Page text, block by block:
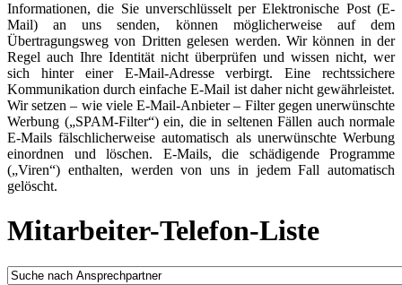
Informationen, die Sie unverschlüsselt per Elektronische Post (E-
Mail) an uns senden, können möglicherweise auf dem
Übertragungsweg von Dritten gelesen werden. Wir können in der
Regel auch Ihre Identität nicht überprüfen und wissen nicht, wer
sich hinter einer E-Mail-Adresse verbirgt. Eine rechtssichere
Kommunikation durch einfache E-Mail ist daher nicht gewährleistet.
Wir setzen – wie viele E-Mail-Anbieter – Filter gegen unerwünschte
Werbung („SPAM-Filter“) ein, die in seltenen Fällen auch normale
E-Mails fälschlicherweise automatisch als unerwünschte Werbung
einordnen und löschen. E-Mails, die schädigende Programme
(„Viren“) enthalten, werden von uns in jedem Fall automatisch
gelöscht.
Mitarbeiter-Telefon-Liste